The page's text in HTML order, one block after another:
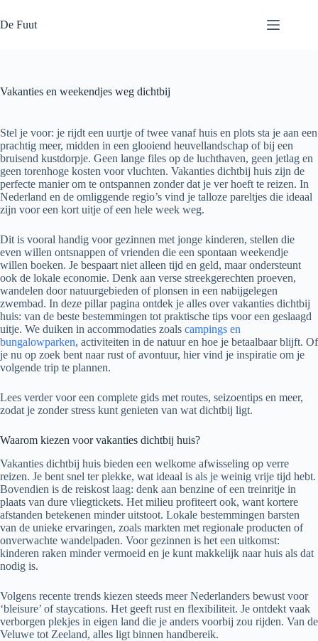
naar
de
De Fuut
Vakanties en weekendjes weg dichtbij
Stel je voor: je rijdt een uurtje of twee vanaf huis en plots sta je aan een
prachtig meer, midden in een glooiend heuvellandschap of bij een
bruisend kustdorpje. Geen lange files op de luchthaven, geen jetlag en
geen torenhoge kosten voor vluchten. Vakanties dichtbij huis zijn de
perfecte manier om te ontspannen zonder dat je ver hoeft te reizen. In
Nederland en de omliggende regio’s vind je talloze pareltjes die ideaal
zijn voor een kort uitje of een hele week weg.
Dit is vooral handig voor gezinnen met jonge kinderen, stellen die
even willen ontsnappen of vrienden die een spontaan weekendje
willen boeken. Je bespaart niet alleen tijd en geld, maar ondersteunt
ook de lokale economie. Denk aan verse streekgerechten proeven,
wandelen door natuurgebieden of plonsen in een nabijgelegen
zwembad. In deze pillar pagina ontdek je alles over vakanties dichtbij
huis: van de beste bestemmingen tot praktische tips voor een geslaagd
uitje. We duiken in accommodaties zoals campings en
bungalowparken, activiteiten in de natuur en hoe je betaalbaar blijft. Of
je nu op zoek bent naar rust of avontuur, hier vind je inspiratie om je
volgende trip te plannen.
Lees verder voor een complete gids met routes, seizoentips en meer,
zodat je zonder stress kunt genieten van wat dichtbij ligt.
Waarom kiezen voor vakanties dichtbij huis?
Vakanties dichtbij huis bieden een welkome afwisseling op verre
reizen. Je bent snel ter plekke, wat ideaal is als je weinig vrije tijd hebt.
Bovendien is de reiskost laag: denk aan benzine of een treinritje in
plaats van dure vliegtickets. Het milieu profiteert ook, want kortere
afstanden betekenen minder uitstoot. Lokale bestemmingen barsten
van de unieke ervaringen, zoals markten met regionale producten of
onverwachte wandelpaden. Voor gezinnen is het een uitkomst:
kinderen raken minder vermoeid en je kunt makkelijk naar huis als dat
nodig is.
Volgens recente trends kiezen steeds meer Nederlanders bewust voor
‘bleisure’ of staycations. Het geeft rust en flexibiliteit. Je ontdekt vaak
verborgen plekjes in eigen land die je anders voorbij zou rijden. Van de
Veluwe tot Zeeland, alles ligt binnen handbereik.